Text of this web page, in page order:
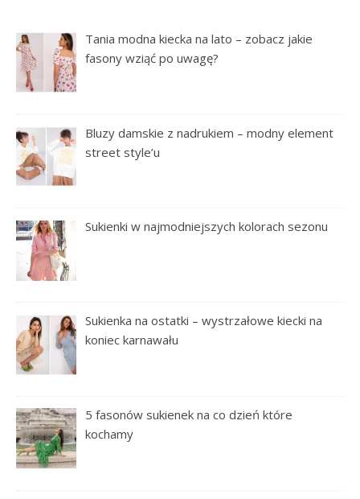
Tania modna kiecka na lato – zobacz jakie
fasony wziąć po uwagę?
Bluzy damskie z nadrukiem – modny element
street style’u
Sukienki w najmodniejszych kolorach sezonu
Sukienka na ostatki – wystrzałowe kiecki na
koniec karnawału
5 fasonów sukienek na co dzień które
kochamy